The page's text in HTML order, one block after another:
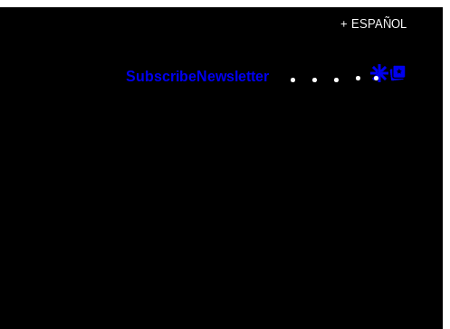
+ ESPAÑOL
SubscribeNewsletter Instagram
TikTok
YouTube
Google